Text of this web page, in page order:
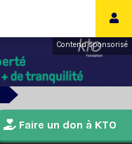
Contenu sponsorisé
Faire un don à KTO